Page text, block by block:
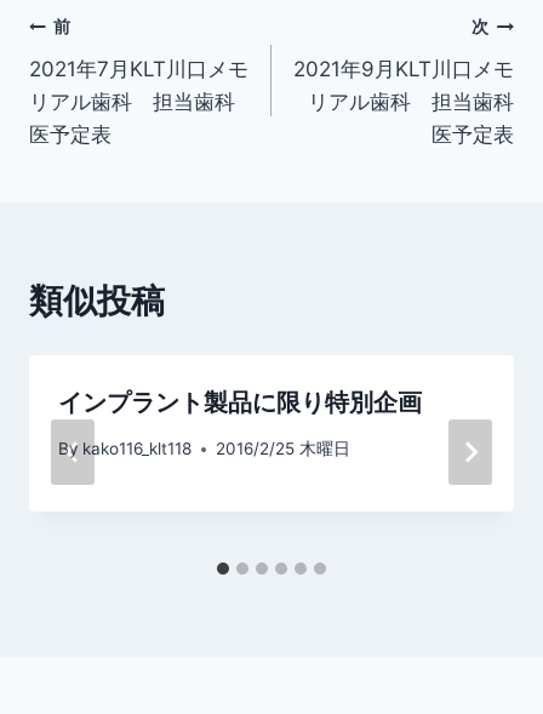
投
稿
ナ
ー
ン
前
2021年7月KLT川口メモ
リアル歯科 担当歯科
医予定表
次
2021年9月KLT川口メモ
リアル歯科 担当歯科
医予定表
類似投稿
インプラント製品に限り特別企画
By kako116_klt118 2016/2/25 木曜日